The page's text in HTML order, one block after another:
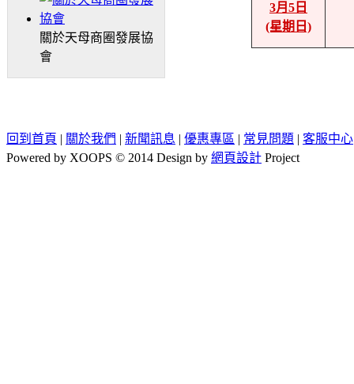
關於天母商圈發展協
會
3月5日
(星期日)
回到首頁 | 關於我們 | 新聞訊息 | 優惠專區 | 常見問題 | 客服中心
Powered by XOOPS © 2014 Design by 網頁設計 Project